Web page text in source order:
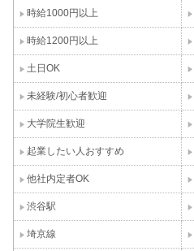
時給1000円以上
時給1200円以上
土日OK
未経験/初心者歓迎
大学院生歓迎
起業したい人おすすめ
他社内定者OK
渋谷駅
埼京線